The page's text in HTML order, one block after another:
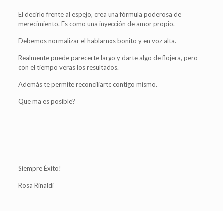
El decirlo frente al espejo, crea una fórmula poderosa de
merecimiento. Es como una inyección de amor propio.
Debemos normalizar el hablarnos bonito y en voz alta.
Realmente puede parecerte largo y darte algo de flojera, pero
con el tiempo veras los resultados.
Además te permite reconciliarte contigo mismo.
Que ma es posible?
Siempre Éxito!
Rosa Rinaldi